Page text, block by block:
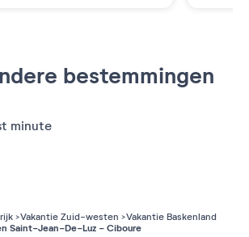
bestemmingen
minute
Vakantie Zuid-westen Vakantie Baskenland
Saint-Jean-De-Luz - Ciboure